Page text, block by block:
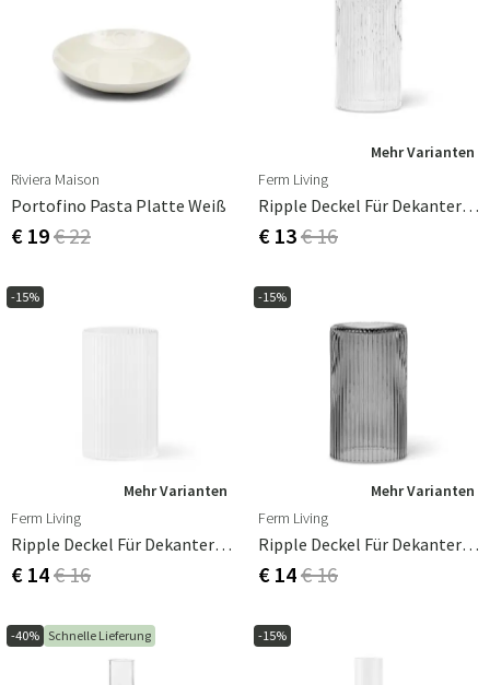
Riviera Maison
Portofino Pasta Platte Weiß
€ 19€ 22
Mehr Varianten
Ferm Living
Ripple Deckel Für Dekanter - Clear
€ 13€ 16
-15%
Mehr Varianten
Ferm Living
Ripple Deckel Für Dekanter - Frosted
€ 14€ 16
-15%
Mehr Varianten
Ferm Living
Ripple Deckel Für Dekanter - Smoked Grey
€ 14€ 16
-40% Schnelle Lieferung -15%